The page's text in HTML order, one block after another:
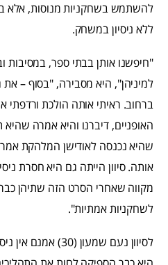
להשתמש בשחקניות מנוסות, אלא
ללא ניסיון במשחק.
"חיפשנו אותן בבתי ספר, במסיבות
למיניהן", היא מסבירה, "בסוף – את
ברחוב. ראיתי אותה הולכת ורדפתי
האופניים, דיברנו והיא אמרה שהיא
שהיא נכנסה לאודישן המלהקת
אותה. סיוון הייתה גם היא חסרת
מקווה שאחרי הסרט הזה שתיהן
לשחקניות אמתיות".
לסיוון נעם שמעון (30)